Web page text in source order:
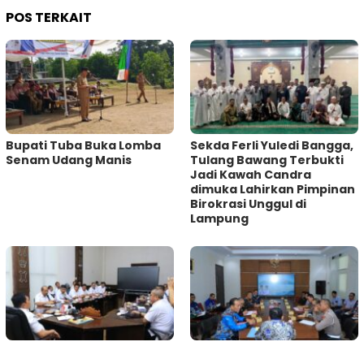
POS TERKAIT
Bupati Tuba Buka Lomba
Senam Udang Manis
Sekda Ferli Yuledi Bangga,
Tulang Bawang Terbukti
Jadi Kawah Candra
dimuka Lahirkan Pimpinan
Birokrasi Unggul di
Lampung